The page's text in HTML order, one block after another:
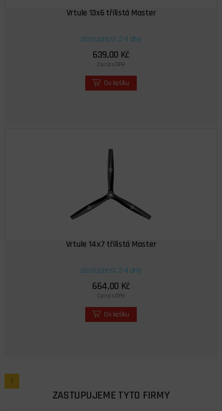
Vrtule 13x6 třílistá Master
dostupnost 2-4 dny
639,00 Kč
Cena s DPH
Do košíku
Vrtule 14x7 třílistá Master
dostupnost 2-4 dny
664,00 Kč
Cena s DPH
Do košíku
1
ZASTUPUJEME TYTO FIRMY